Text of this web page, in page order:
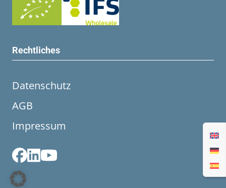
Rechtliches
Datenschutz
AGB
Impressum